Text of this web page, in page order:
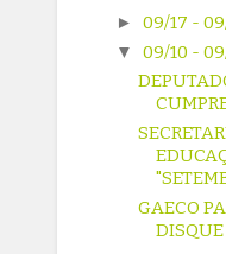
► 09/17 -
▼ 09/10 -
GAECO